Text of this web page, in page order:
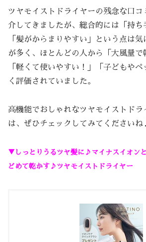
ツヤモイストドライヤーの残念な口コ
介してきましたが、総合的には「持ち
「髪がからまりやすい」という点は
が多く、ほとんどの人から「大風量で
「軽くて使いやすい！」「子どもや
く評価されていました。
高機能でおしゃれなツヤモイストドラ
は、ぜひチェックしてみてください
▼しっとりうるツヤ髪に♪マイナスイオン
どめて乾かす♪ツヤモイストドライヤー